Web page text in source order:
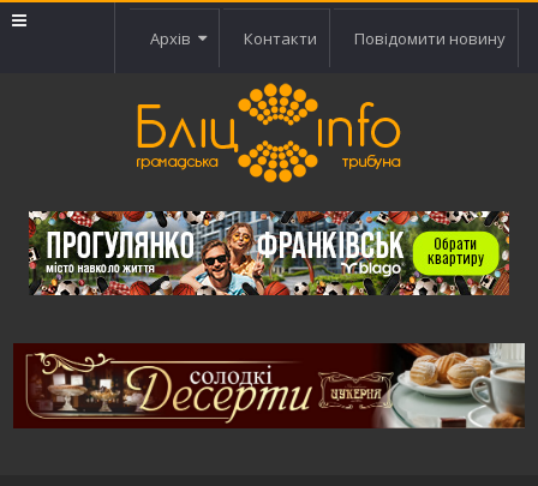
Архів Контакти Повідомити новину